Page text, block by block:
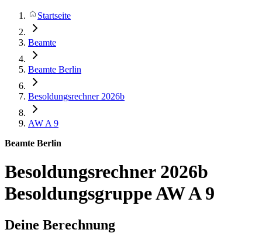
Startseite
Beamte
Beamte Berlin
Besoldungsrechner 2026b
AW A 9
Beamte Berlin
Besoldungsrechner 2026b
Besoldungsgruppe AW A 9
Deine Berechnung